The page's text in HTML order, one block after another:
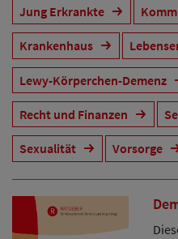
Jung Erkrankte
Krankenhaus
Lewy-Körperchen-Demenz
Recht und Finanzen
Sexualität Vorsorge